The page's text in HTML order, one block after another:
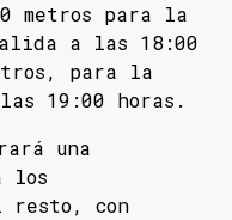
metros para la
a las 18:00
para la
19:00 horas.
una
los
resto, con